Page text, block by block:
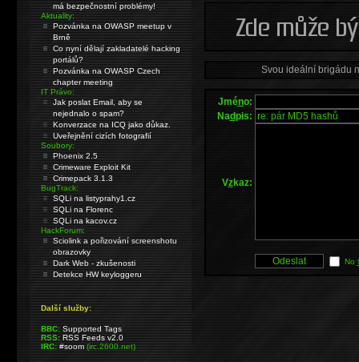
Svou ideální brigádu
Jméno:
Nadpis:
Vzkaz:
No
má bezpečnostní problémy!
Aktuality:
Pozvánka na OWASP meetup v
Brně
Co nyní dělají zakladatelé hacking
portálů?
Pozvánka na OWASP Czech
chapter meeting
IT Právo:
Jak poslat Email, aby se
nejednalo o spam?
Konverzace na ICQ jako důkaz.
Uveřejnění cizích fotografií
Soubory:
Phoenix 2.5
Crimeware Exploit Kit
Crimepack 3.1.3
BugTrack:
SQLi na listyprahy1.cz
SQLi na Florenc
SQLi na kacov.cz
HackForum:
Sciolink a pořizování screenshotu
obrazovky
Dark Web - zkušenosti
Detekce HW keyloggeru
Další služby:
BBC: Supported Tags
RSS: RSS Feeds v2.0
IRC: #soom(irc.2600.net)